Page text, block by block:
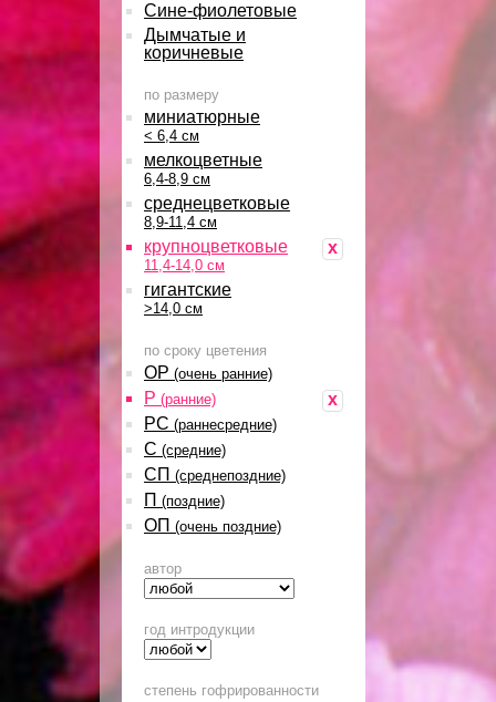
Сине-фиолетовые
Дымчатые и
коричневые
по размеру
миниатюрные
< 6,4 см
мелкоцветные
6,4-8,9 см
среднецветковые
8,9-11,4 см
x
крупноцветковые
11,4-14,0 см
гигантские
>14,0 см
по сроку цветения
ОР (очень ранние)
x
Р (ранние)
РС (раннесредние)
С (средние)
СП (среднепоздние)
П (поздние)
ОП (очень поздние)
автор
год интродукции
степень гофрированности